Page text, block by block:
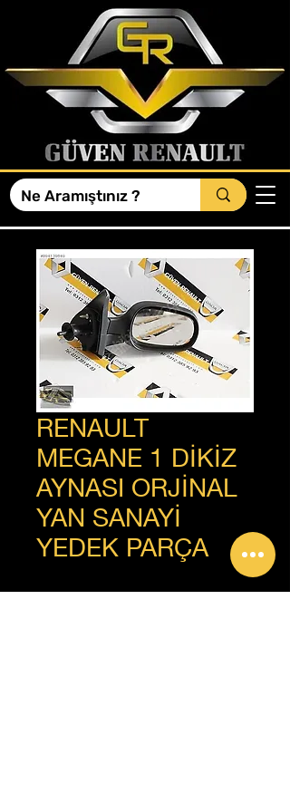
RENAULT
MEGANE 1 DİKİZ
AYNASI ORJİNAL
YAN SANAYİ
YEDEK PARÇA